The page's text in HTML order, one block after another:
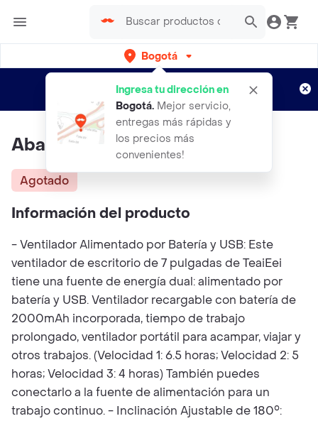
Bogotá
Ingresa tu dirección en
Bogotá. Mejor servicio,
entregas más rápidas y
los precios más
convenientes!
envíos gratis por semanas
Aplican TyC
Abanico Recargable K38
Agotado
Información del producto
- Ventilador Alimentado por Batería y USB: Este
ventilador de escritorio de 7 pulgadas de TeaiEei
tiene una fuente de energía dual: alimentado por
batería y USB. Ventilador recargable con batería de
2000mAh incorporada, tiempo de trabajo
prolongado, ventilador portátil para acampar, viajar y
otros trabajos. (Velocidad 1: 6.5 horas; Velocidad 2: 5
horas; Velocidad 3: 4 horas) También puedes
conectarlo a la fuente de alimentación para un
trabajo continuo. - Inclinación Ajustable de 180°: